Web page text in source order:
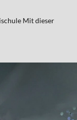
Mit dieser